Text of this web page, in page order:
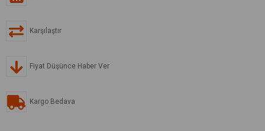
Karşılaştır
Fiyat Düşünce Haber Ver
Kargo Bedava